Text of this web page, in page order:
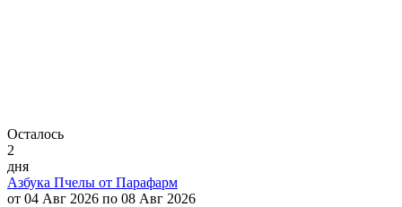
Осталось
2
дня
Азбука Пчелы от Парафарм
от 04 Авг 2026 по 08 Авг 2026